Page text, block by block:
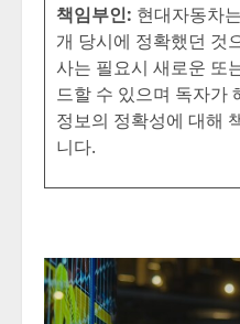
책임부인: 현대자동차
개 당시에 정확했던 것
사는 필요시 새로운 또
드할 수 있으며 독자가
정보의 정확성에 대해
니다.